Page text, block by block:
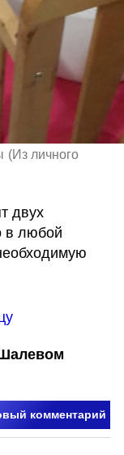
(Из личного
двух
в любой
комментарий